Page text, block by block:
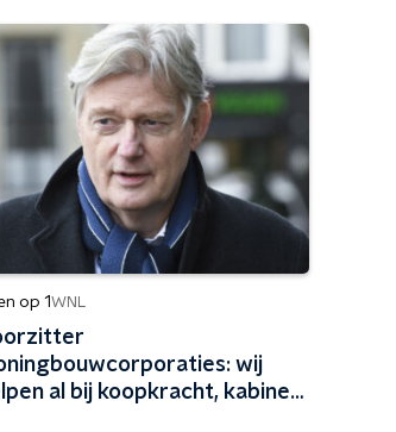
op 1WNL
wij
al bij koopkracht, kabinet